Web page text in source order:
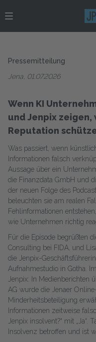
Pressemitteilung
Jena, 01.07.2026
Wenn KI
und Jenpix zeigen,
Reputation
Was passiert, wenn
Informationen falsch
Aussage über ein
die Finanzdata GmbH und
der neuen Folge des
beleuchten sie am realen
Fehlinformationen
wie Unternehmen richtig
Für die Episode begrüßten
Consulting bei FIDA, und
die Jenpix-
Aufnahmestudio in Gotha.
Jenpix: In Medienberichten
AG wurde die Jenaer
Minderheitsbeteiligung
Informationen zeitweise
Jenpix insolvent?“ mit
Insolvenz betroffen und ist